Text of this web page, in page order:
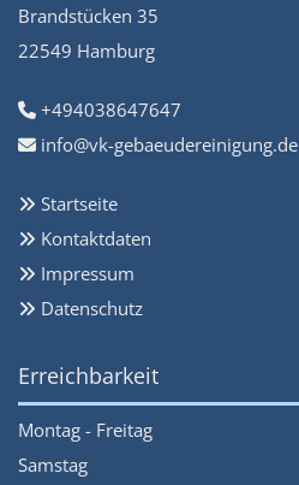
Brandstücken 35
22549 Hamburg
 +494038647647
 info@vk-gebaeudereinigung.de
 Startseite
 Kontaktdaten
 Impressum
 Datenschutz
Erreichbarkeit
Montag - Freitag
Samstag